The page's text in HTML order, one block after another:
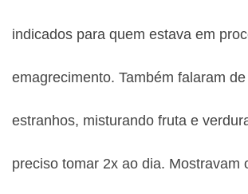
indicados para quem estava em
emagrecimento. Também falaram
estranhos, misturando fruta e
preciso tomar 2x ao dia. Mostravam